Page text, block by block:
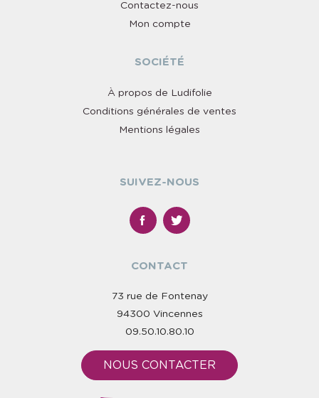
Contactez-nous
Mon compte
SOCIÉTÉ
À propos de Ludifolie
Conditions générales de ventes
Mentions légales
SUIVEZ-NOUS
CONTACT
73 rue de Fontenay
94300 Vincennes
09.50.10.80.10
NOUS CONTACTER